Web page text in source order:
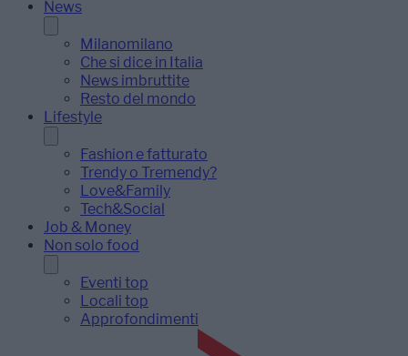
News
Milanomilano
Che si dice in Italia
News imbruttite
Resto del mondo
Lifestyle
Fashion e fatturato
Trendy o Tremendy?
Love&Family
Tech&Social
Job & Money
Non solo food
Eventi top
Locali top
Approfondimenti